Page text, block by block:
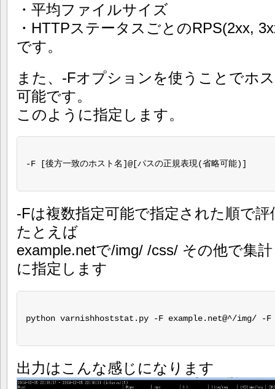
・平均ファイルサイズ
・HTTPステータスごとのRPS(2xx,
です。
また、-Fオプションを使うことでホ
可能です。
このように指定します。
-F [後方一致のホスト名]@[パスの正規表現(省略可能)]
-Fは複数指定可能で指定された順で
たとえば
example.netで/img/ /css/ その他で集
に指定します
python varnishhoststat.py -F example.net@^/img/ -F
出力はこんな感じになります